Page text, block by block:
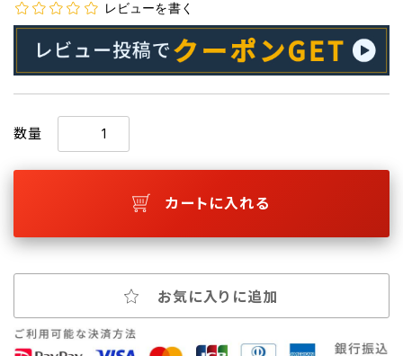
レビューを書く
数量
カートに入れる
お気に入りに追加